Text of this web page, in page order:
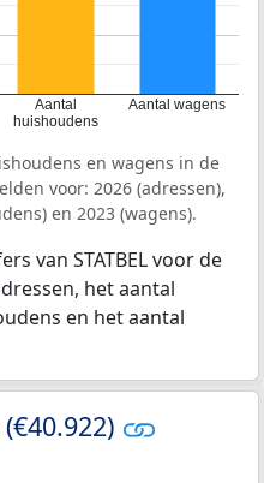
Aantal
huishoudens
Aantal wagens
en wagens in de
voor: 2026 (adressen),
en 2023 (wagens).
van STATBEL voor de
het aantal
en het aantal